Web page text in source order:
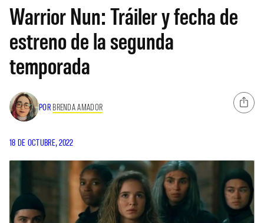
Warrior Nun: Tráiler y fecha de
estreno de la segunda
temporada
POR BRENDA AMADOR
18 DE OCTUBRE, 2022